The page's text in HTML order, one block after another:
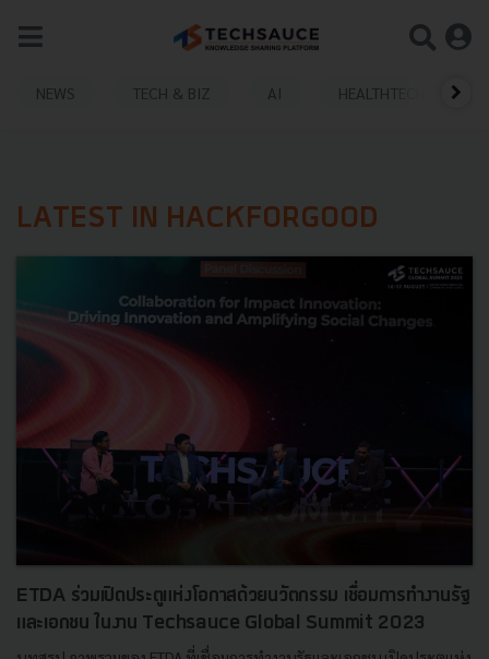
NEWS TECH & BIZ AI HEALTHTECH
LATEST IN HACKFORGOOD
ETDA ร่วมเปิดประตูแห่งโอกาสด้วยนวัตกรรม เชื่อมการทำงานรัฐ
และเอกชน ในงาน Techsauce Global Summit 2023